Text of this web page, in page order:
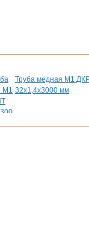
Труба медная М1
32х1,4х3000 мм